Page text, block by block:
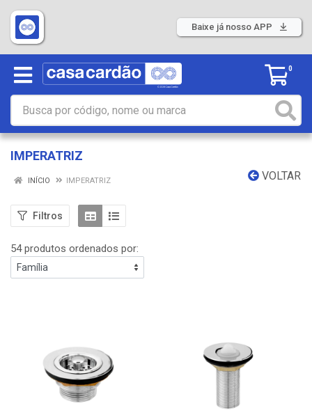
Baixe já nosso APP
0
IMPERATRIZ
VOLTAR
INÍCIO IMPERATRIZ
Filtros
54 produtos ordenados por: